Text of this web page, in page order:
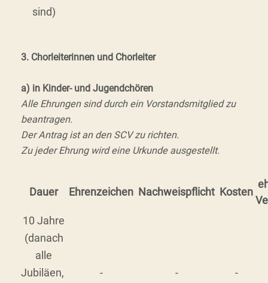
sind)
3. Chorleiterinnen und Chorleiter
a) in Kinder- und Jugendchören
Alle Ehrungen sind durch ein Vorstandsmitglied zu
beantragen.
Der Antrag ist an den SCV zu richten.
Zu jeder Ehrung wird eine Urkunde ausgestellt.
Dauer Ehrenzeichen Nachweispflicht Kosten
10 Jahre
(danach
alle
Jubiläen,
- - -